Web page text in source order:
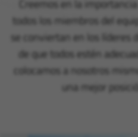
Creemos en la
todos los miembros del
se conviertan en los líderes
de que todos estén
colocamos a nosotros
una mejor